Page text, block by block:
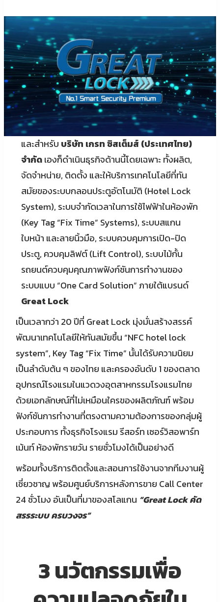
และสำหรับ บริษัท เกรท ซิสเต็มส์ (ประเทศไทย)
จำกัดเองก็ดำเนินธุรกิจด้านนี้โดยเฉพาะ ทั้งผลิต,
จัดจำหน่าย, ติดตั้ง และให้บริการเทคโนโลยีที่ทัน
สมัยของระบบกลอนประตูอัตโนมัติ (Hotel Lock
System), ระบบจำกัดเวลาในการใช้ไฟฟ้าในห้องพัก
(Key Tag “Fix Time” Systems), ระบบสแกน
ใบหน้า และลายนิ้วมือ, ระบบควบคุมการเปิด-ปิด
ประตู, ควบคุมลิฟต์ (Lift Control), ระบบไม้กั้น
รถยนต์ควบคุมคุณภาพฟังก์ชันการทำงานของ
ระบบแบบ “One Card Solution” ภายใต้แบรนด์
Great Lock
เป็นเวลากว่า 20 ปีที่ Great Lock มุ่งมั่นสร้างสรรค์
พัฒนาเทคโนโลยีให้ทันสมัยขึ้น “NFC hotel lock
system”, Key Tag “Fix Time” นั้นได้รับความนิยม
เป็นลำดับต้น ๆ ของไทย และครองอันดับ 1 ของตลาด
อุปกรณ์โรงแรมในแวดวงอุตสาหกรรมโรงแรมไทย
ด้วยเอกลักษณ์ที่ไม่เหมือนใครของผลิตภัณฑ์ พร้อม
ฟังก์ชันการทำงานที่ตรงตามความต้องการของกลุ่มผู้
ประกอบการ ทั้งธุรกิจโรงแรม รีสอร์ท เซอร์วิสอพาร์ท
เม้นท์ ห้องพักรายวัน รายชั่วโมงได้เป็นอย่างดี
พร้อมทั้งบริการติดตั้งและสอนการใช้งานจากทีมงานผู้
เชี่ยวชาญ พร้อมศูนย์บริการหลังการขาย Call Center
24 ชั่วโมง อันเป็นที่มาของสโลแกน “Great Lock คัด
สรรระบบ ครบวงจร”
3 นวัตกรรมเพื่อ